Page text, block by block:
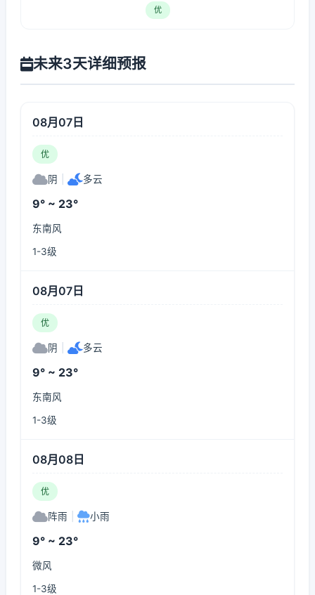
优
未来3天详细预报
08月07日
优
阴 多云
9° ~ 23°
东南风
1-3级
08月07日
优
阴 多云
9° ~ 23°
东南风
1-3级
08月08日
优
阵雨 小雨
9° ~ 23°
微风
1-3级